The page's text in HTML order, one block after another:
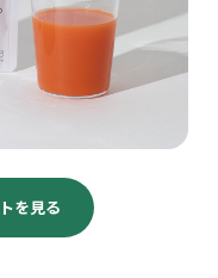
を見る